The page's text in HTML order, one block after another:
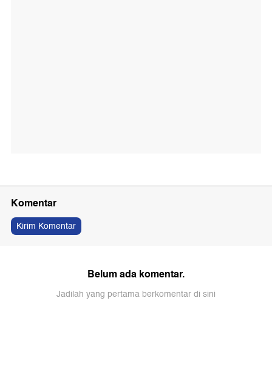
Komentar
Kirim Komentar
Belum ada komentar.
Jadilah yang pertama berkomentar di sini